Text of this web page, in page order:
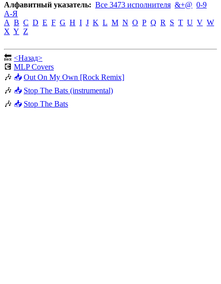
Алфавитный указатель: Все 3473 исполнителя &+@ 0-9
А-Я
A B C D E F G H I J K L M N O P Q R S T U V W
X Y Z
🔙 <Назад>
💽 MLP Covers
🎶 📥 Out On My Own [Rock Remix]
🎶 📥 Stop The Bats (instrumental)
🎶 📥 Stop The Bats